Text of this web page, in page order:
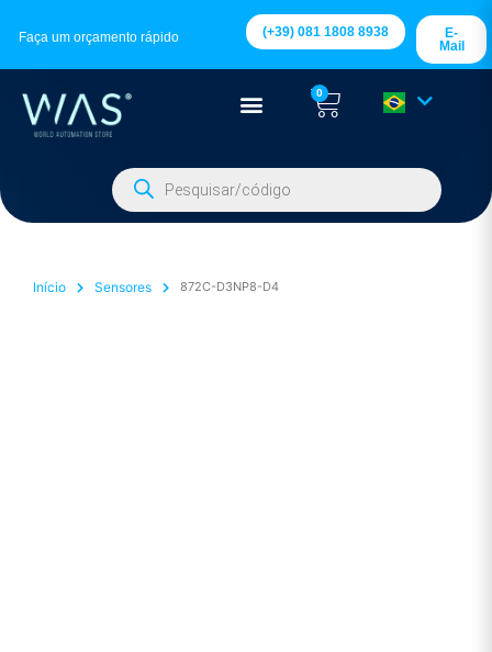
Faça um orçamento rápido (+39) 081 1808 8938
E-
Mail
0
Início Sensores 872C-D3NP8-D4